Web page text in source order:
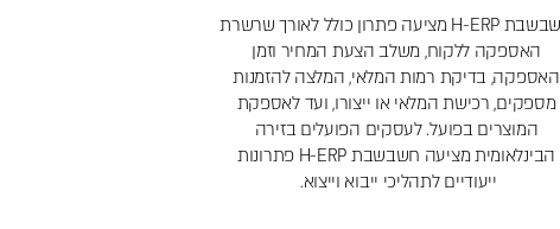
חשבשבת H-ERP מציעה פתרון כולל לאורך שרשרת
האספקה ללקוח, משלב הצעת המחיר וזמן
האספקה, בדיקת רמות המלאי, המלצה להזמנות
מספקים, רכישת המלאי או ייצורו, ועד לאספקת
המוצרים בפועל. לעסקים הפועלים בזירה
הבינלאומית מציעה חשבשבת H-ERP פתרונות
ייעודיים לתהליכי ייבוא וייצוא.